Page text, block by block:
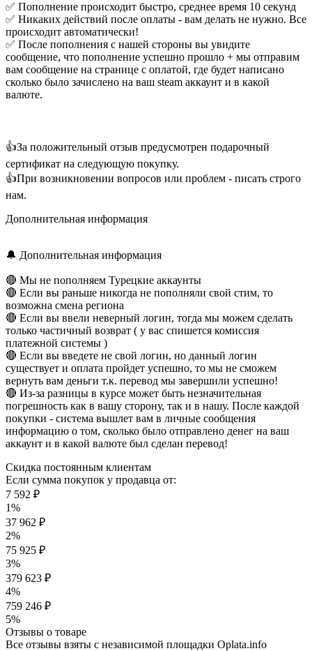
✅ Пополнение происходит быстро, среднее время 10 секунд
✅ Никаких действий после оплаты - вам делать не нужно. Все
происходит автоматически!
✅ После пополнения с нашей стороны вы увидите
сообщение, что пополнение успешно прошло + мы отправим
вам сообщение на странице с оплатой, где будет написано
сколько было зачислено на ваш steam аккаунт и в какой
валюте.
👍За положительный отзыв предусмотрен подарочный
сертификат на следующую покупку.
👍При возникновении вопросов или проблем - писать строго
нам.
Дополнительная информация
🔔 Дополнительная информация
🔴 Мы не пополняем Турецкие аккаунты
🔴 Если вы раньше никогда не пополняли свой стим, то
возможна смена региона
🔴 Если вы ввели неверный логин, тогда мы можем сделать
только частичный возврат ( у вас спишется комиссия
платежной системы )
🔴 Если вы введете не свой логин, но данный логин
существует и оплата пройдет успешно, то мы не сможем
вернуть вам деньги т.к. перевод мы завершили успешно!
🔴 Из-за разницы в курсе может быть незначительная
погрешность как в вашу сторону, так и в нашу. После каждой
покупки - система вышлет вам в личные сообщения
информацию о том, сколько было отправлено денег на ваш
аккаунт и в какой валюте был сделан перевод!
Скидка постоянным клиентам
Если сумма покупок у продавца от:
7 592 ₽
1%
37 962 ₽
2%
75 925 ₽
3%
379 623 ₽
4%
759 246 ₽
5%
Отзывы о товаре
Все отзывы взяты с независимой площадки Oplata.info